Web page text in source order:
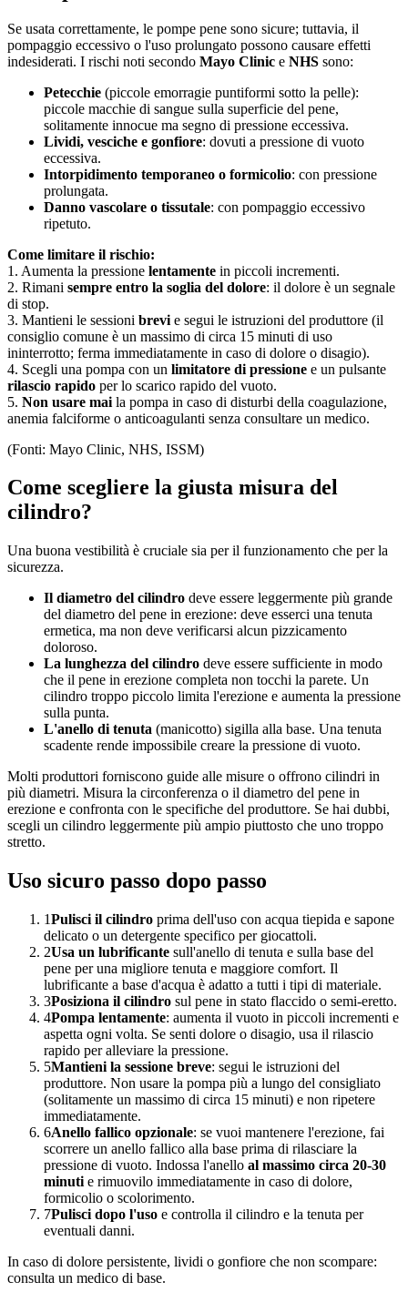
Se usata correttamente, le pompe pene sono sicure; tuttavia, il
pompaggio eccessivo o l'uso prolungato possono causare effetti
indesiderati. I rischi noti secondo Mayo Clinic e NHS sono:
Petecchie (piccole emorragie puntiformi sotto la pelle):
piccole macchie di sangue sulla superficie del pene,
solitamente innocue ma segno di pressione eccessiva.
Lividi, vesciche e gonfiore: dovuti a pressione di vuoto
eccessiva.
Intorpidimento temporaneo o formicolio: con pressione
prolungata.
Danno vascolare o tissutale: con pompaggio eccessivo
ripetuto.
Come limitare il rischio:
1. Aumenta la pressione lentamente in piccoli incrementi.
2. Rimani sempre entro la soglia del dolore: il dolore è un segnale
di stop.
3. Mantieni le sessioni brevi e segui le istruzioni del produttore (il
consiglio comune è un massimo di circa 15 minuti di uso
ininterrotto; ferma immediatamente in caso di dolore o disagio).
4. Scegli una pompa con un limitatore di pressione e un pulsante
rilascio rapido per lo scarico rapido del vuoto.
5. Non usare mai la pompa in caso di disturbi della coagulazione,
anemia falciforme o anticoagulanti senza consultare un medico.
(Fonti: Mayo Clinic, NHS, ISSM)
Come scegliere la giusta misura del
cilindro?
Una buona vestibilità è cruciale sia per il funzionamento che per la
sicurezza.
Il diametro del cilindro deve essere leggermente più grande
del diametro del pene in erezione: deve esserci una tenuta
ermetica, ma non deve verificarsi alcun pizzicamento
doloroso.
La lunghezza del cilindro deve essere sufficiente in modo
che il pene in erezione completa non tocchi la parete. Un
cilindro troppo piccolo limita l'erezione e aumenta la pressione
sulla punta.
L'anello di tenuta (manicotto) sigilla alla base. Una tenuta
scadente rende impossibile creare la pressione di vuoto.
Molti produttori forniscono guide alle misure o offrono cilindri in
più diametri. Misura la circonferenza o il diametro del pene in
erezione e confronta con le specifiche del produttore. Se hai dubbi,
scegli un cilindro leggermente più ampio piuttosto che uno troppo
stretto.
Uso sicuro passo dopo passo
1Pulisci il cilindro prima dell'uso con acqua tiepida e sapone
delicato o un detergente specifico per giocattoli.
2Usa un lubrificante sull'anello di tenuta e sulla base del
pene per una migliore tenuta e maggiore comfort. Il
lubrificante a base d'acqua è adatto a tutti i tipi di materiale.
3Posiziona il cilindro sul pene in stato flaccido o semi-eretto.
4Pompa lentamente: aumenta il vuoto in piccoli incrementi e
aspetta ogni volta. Se senti dolore o disagio, usa il rilascio
rapido per alleviare la pressione.
5Mantieni la sessione breve: segui le istruzioni del
produttore. Non usare la pompa più a lungo del consigliato
(solitamente un massimo di circa 15 minuti) e non ripetere
immediatamente.
6Anello fallico opzionale: se vuoi mantenere l'erezione, fai
scorrere un anello fallico alla base prima di rilasciare la
pressione di vuoto. Indossa l'anello al massimo circa 20-30
minuti e rimuovilo immediatamente in caso di dolore,
formicolio o scolorimento.
7Pulisci dopo l'uso e controlla il cilindro e la tenuta per
eventuali danni.
In caso di dolore persistente, lividi o gonfiore che non scompare:
consulta un medico di base.